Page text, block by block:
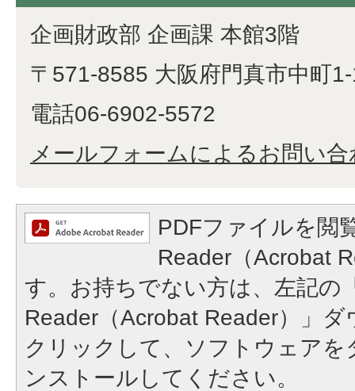
企画財政部 企画課 本館3階
〒571-8585 大阪府門真市中町
電話06-6902-5572
メールフォームによるお問い合
PDFファイルを閲
Reader（Acrobat
す。お持ちでない方は、左記の
Reader（Acrobat Reader）」
クリックして、ソフトウェア
ンストールしてください。